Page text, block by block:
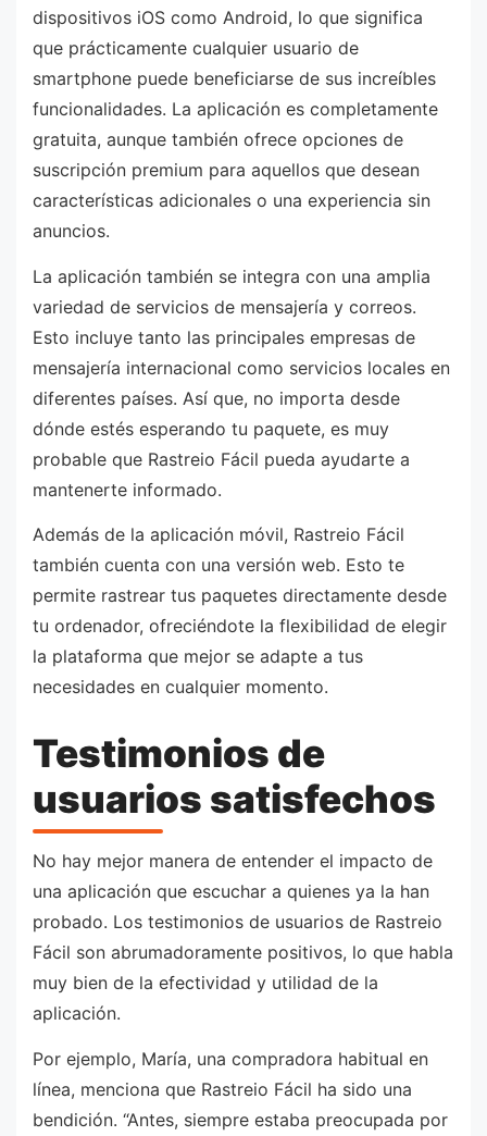
dispositivos iOS como Android, lo que significa
que prácticamente cualquier usuario de
smartphone puede beneficiarse de sus increíbles
funcionalidades. La aplicación es completamente
gratuita, aunque también ofrece opciones de
suscripción premium para aquellos que desean
características adicionales o una experiencia sin
anuncios.
La aplicación también se integra con una amplia
variedad de servicios de mensajería y correos.
Esto incluye tanto las principales empresas de
mensajería internacional como servicios locales en
diferentes países. Así que, no importa desde
dónde estés esperando tu paquete, es muy
probable que Rastreio Fácil pueda ayudarte a
mantenerte informado.
Además de la aplicación móvil, Rastreio Fácil
también cuenta con una versión web. Esto te
permite rastrear tus paquetes directamente desde
tu ordenador, ofreciéndote la flexibilidad de elegir
la plataforma que mejor se adapte a tus
necesidades en cualquier momento.
Testimonios de
usuarios satisfechos
No hay mejor manera de entender el impacto de
una aplicación que escuchar a quienes ya la han
probado. Los testimonios de usuarios de Rastreio
Fácil son abrumadoramente positivos, lo que habla
muy bien de la efectividad y utilidad de la
aplicación.
Por ejemplo, María, una compradora habitual en
línea, menciona que Rastreio Fácil ha sido una
bendición. “Antes, siempre estaba preocupada por